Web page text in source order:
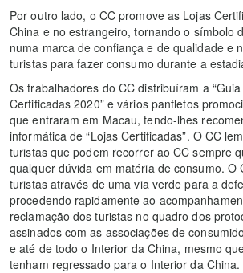
Por outro lado, o CC promove as Lojas
China e no estrangeiro, tornando o símbolo
numa marca de confiança e de qualidade e
turistas para fazer consumo durante a
Os trabalhadores do CC distribuíram a
Certificadas 2020” e vários panfletos
que entraram em Macau, tendo-lhes
informática de “Lojas Certificadas”. O CC
turistas que podem recorrer ao CC sempre
qualquer dúvida em matéria de consumo. O
turistas através de uma via verde para a
procedendo rapidamente ao
reclamação dos turistas no quadro dos
assinados com as associações de
e até de todo o Interior da China, mesmo
tenham regressado para o Interior da China.